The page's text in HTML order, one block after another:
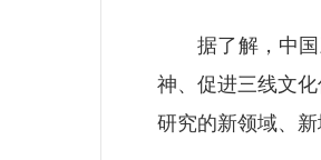
据了解，中国三
神、促进三线文
研究的新领域、